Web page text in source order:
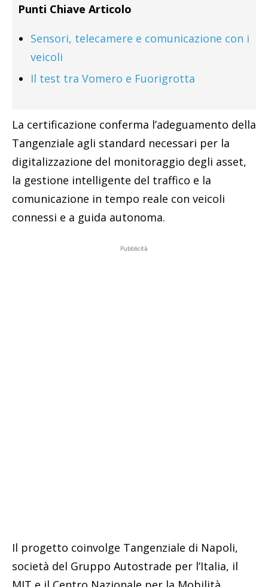
Punti Chiave Articolo
Sensori, telecamere e comunicazione con i
veicoli
Il test tra Vomero e Fuorigrotta
La certificazione conferma l’adeguamento della
Tangenziale agli standard necessari per la
digitalizzazione del monitoraggio degli asset,
la gestione intelligente del traffico e la
comunicazione in tempo reale con veicoli
connessi e a guida autonoma.
Pubblicità
Il progetto coinvolge Tangenziale di Napoli,
società del Gruppo Autostrade per l’Italia, il